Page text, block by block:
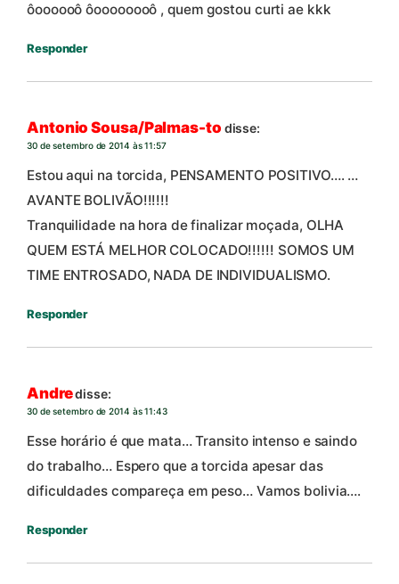
ôoooooô ôoooooooô , quem gostou curti ae kkk
Responder
Antonio Sousa/Palmas-to disse:
30 de setembro de 2014 às 11:57
Estou aqui na torcida, PENSAMENTO POSITIVO…. …
AVANTE BOLIVÃO!!!!!!
Tranquilidade na hora de finalizar moçada, OLHA
QUEM ESTÁ MELHOR COLOCADO!!!!!! SOMOS UM
TIME ENTROSADO, NADA DE INDIVIDUALISMO.
Responder
Andredisse:
30 de setembro de 2014 às 11:43
Esse horário é que mata… Transito intenso e saindo
do trabalho… Espero que a torcida apesar das
dificuldades compareça em peso… Vamos bolivia….
Responder